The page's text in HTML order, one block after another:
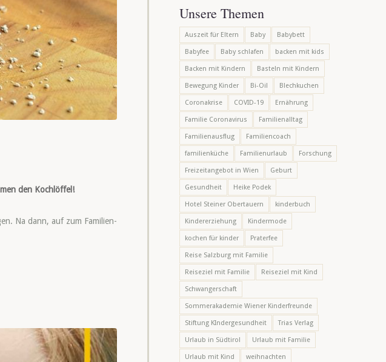
den Kochlöffel!
Na dann, auf zum Familien-
Unsere Themen
Auszeit für Eltern Baby Babybett
Babyfee Baby schlafen backen mit kids
Backen mit Kindern Basteln mit Kindern
Bewegung Kinder Bi-Oil Blechkuchen
Coronakrise COVID-19 Ernährung
Familie Coronavirus Familienalltag
Familienausflug Familiencoach
familienküche Familienurlaub Forschung
Freizeitangebot in Wien Geburt
Gesundheit Heike Podek
Hotel Steiner Obertauern kinderbuch
Kindererziehung Kindermode
kochen für kinder Praterfee
Reise Salzburg mit Familie
Reiseziel mit Familie Reiseziel mit Kind
Schwangerschaft
Sommerakademie Wiener Kinderfreunde
Stiftung KIndergesundheit Trias Verlag
Urlaub in Südtirol Urlaub mit Familie
Urlaub mit Kind weihnachten